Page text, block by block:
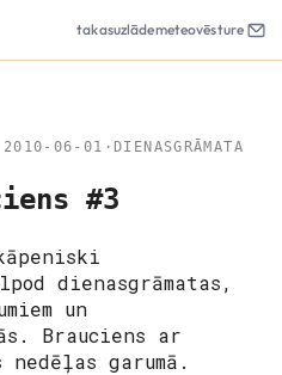
takasuzlādemeteovēsture
2010-06-01 · DIENASGRĀMATA
#3
dienasgrāmatas,
un
Brauciens ar
nedēļas garumā.